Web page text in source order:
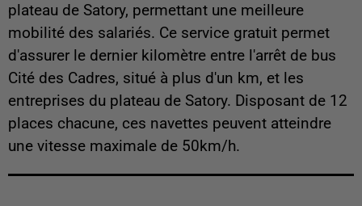
plateau de Satory, permettant une meilleure
mobilité des salariés. Ce service gratuit permet
d'assurer le dernier kilomètre entre l'arrêt de bus
Cité des Cadres, situé à plus d'un km, et les
entreprises du plateau de Satory. Disposant de 12
places chacune, ces navettes peuvent atteindre
une vitesse maximale de 50km/h.